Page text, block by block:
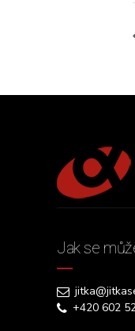
Jak se
+420 602